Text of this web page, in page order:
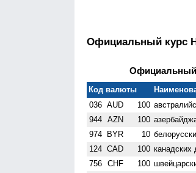
Официальный курс
Официальный
Код валюты
036 AUD 100
944 AZN 100
974 BYR 10
124 CAD 100 канадских
756 CHF 100